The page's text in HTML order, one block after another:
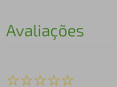
Avaliações
☆☆☆☆☆